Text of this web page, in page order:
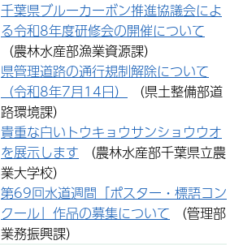
千葉県ブルーカーボン推進協議会によ
る令和8年度研修会の開催について
（農林水産部漁業資源課）
県管理道路の通行規制解除について
（令和8年7月14日）
（県土整備部道
路環境課）
貴重な白いトウキョウサンショウウオ
を展示します （農林水産部千葉県立農
業大学校）
第69回水道週間「ポスター・標語コン
クール」作品の募集について （管理部
業務振興課）